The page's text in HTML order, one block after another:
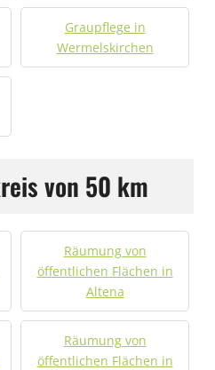
Graupflege in
Wermelskirchen
von 50 km
Räumung von
öffentlichen Flächen in
Altena
Räumung von
öffentlichen Flächen in